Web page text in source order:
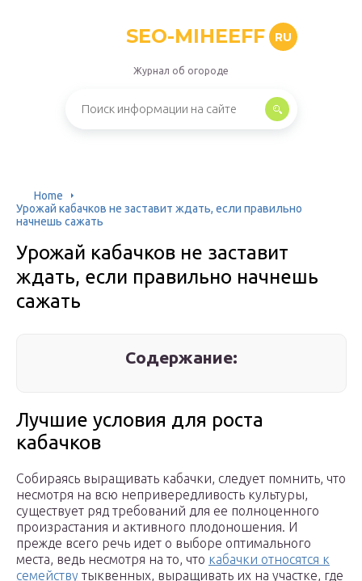
SEO-MIHEEFF RU
Журнал об огороде
Home
Урожай кабачков не заставит ждать, если правильно
начнешь сажать
Урожай кабачков не заставит
ждать, если правильно начнешь
сажать
Содержание:
Лучшие условия для роста
кабачков
Собираясь выращивать кабачки, следует помнить, что
несмотря на всю непривередливость культуры,
существует ряд требований для ее полноценного
произрастания и активного плодоношения. И
прежде всего речь идет о выборе оптимального
места, ведь несмотря на то, что кабачки относятся к
семейству тыквенных, выращивать их на участке, где